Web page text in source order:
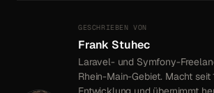
GESCHRIEBEN VON
Frank Stuhec
Laravel- und Symfony-
Rhein-Main-Gebiet. Macht seit